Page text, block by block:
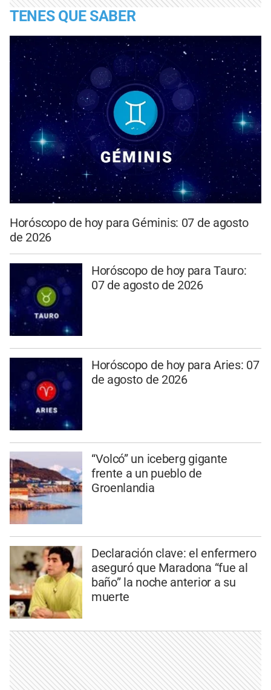
TENES QUE SABER
Horóscopo de hoy para Géminis: 07 de agosto
de 2026
Horóscopo de hoy para Tauro:
07 de agosto de 2026
Horóscopo de hoy para Aries: 07
de agosto de 2026
“Volcó” un iceberg gigante
frente a un pueblo de
Groenlandia
Declaración clave: el enfermero
aseguró que Maradona “fue al
baño” la noche anterior a su
muerte